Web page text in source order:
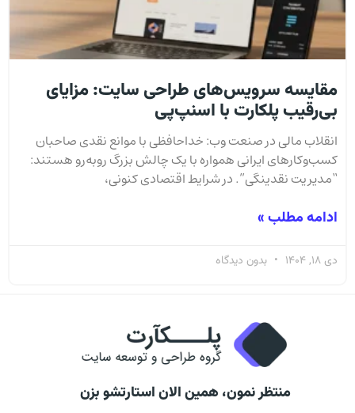
مقایسه سرویس‌های طراحی سایت: مزایای
بی‌رقیب پلکارت با اسنپ‌پی
انقلاب مالی در صنعت وب: خداحافظی با موانع نقدی صاحبان
کسب‌وکارهای ایرانی همواره با یک چالش بزرگ روبه‌رو هستند:
“مدیریت نقدینگی”. در شرایط اقتصادی کنونی،
ادامه مطلب »
دی 18, 1404 بدون دیدگاه
منتظر نمون، همین الان استارتشو بزن